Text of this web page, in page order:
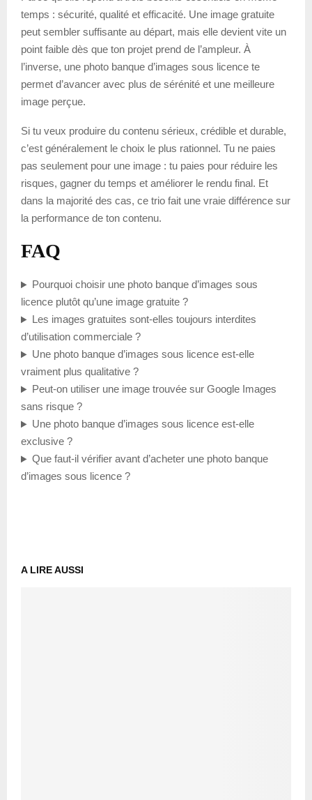
temps : sécurité, qualité et efficacité. Une image gratuite
peut sembler suffisante au départ, mais elle devient vite un
point faible dès que ton projet prend de l’ampleur. À
l’inverse, une photo banque d’images sous licence te
permet d’avancer avec plus de sérénité et une meilleure
image perçue.
Si tu veux produire du contenu sérieux, crédible et durable,
c’est généralement le choix le plus rationnel. Tu ne paies
pas seulement pour une image : tu paies pour réduire les
risques, gagner du temps et améliorer le rendu final. Et
dans la majorité des cas, ce trio fait une vraie différence sur
la performance de ton contenu.
FAQ
Pourquoi choisir une photo banque d’images sous
licence plutôt qu’une image gratuite ?
Les images gratuites sont-elles toujours interdites
d’utilisation commerciale ?
Une photo banque d’images sous licence est-elle
vraiment plus qualitative ?
Peut-on utiliser une image trouvée sur Google Images
sans risque ?
Une photo banque d’images sous licence est-elle
exclusive ?
Que faut-il vérifier avant d’acheter une photo banque
d’images sous licence ?
A LIRE AUSSI